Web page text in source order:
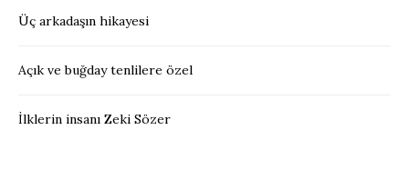
Üç arkadaşın hikayesi
Açık ve buğday tenlilere özel
İlklerin insanı Zeki Sözer